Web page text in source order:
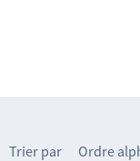
Trier par Ordre